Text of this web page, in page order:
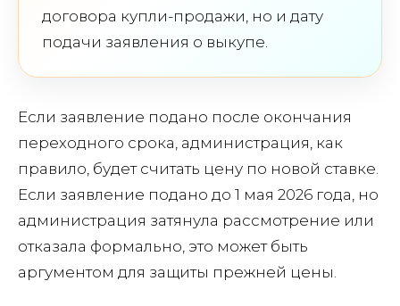
договора купли-продажи, но и дату
подачи заявления о выкупе.
Если заявление подано после окончания
переходного срока, администрация, как
правило, будет считать цену по новой ставке.
Если заявление подано до 1 мая 2026 года, но
администрация затянула рассмотрение или
отказала формально, это может быть
аргументом для защиты прежней цены.